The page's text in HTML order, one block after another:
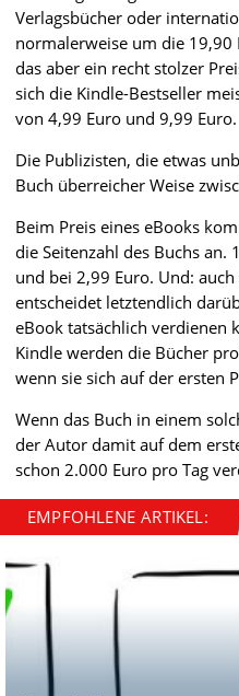
Verlagsbücher oder
normalerweise um die 19,90
das aber ein recht stolzer
sich die Kindle-Bestseller
von 4,99 Euro und 9,99 Euro.
Die Publizisten, die etwas
Buch überreicher Weise
Beim Preis eines eBooks
die Seitenzahl des Buchs an.
und bei 2,99 Euro. Und:
entscheidet letztendlich
eBook tatsächlich verdienen
Kindle werden die Bücher
wenn sie sich auf der ersten
Wenn das Buch in einem
der Autor damit auf dem
schon 2.000 Euro pro Tag
EMPFOHLENE ARTIKEL: